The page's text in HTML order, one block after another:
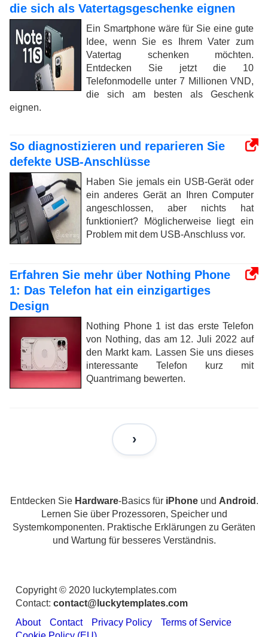
die sich als Vatertagsgeschenke eignen
Ein Smartphone wäre für Sie eine gute
Idee, wenn Sie es Ihrem Vater zum
Vatertag schenken möchten.
Entdecken Sie jetzt die 10
Telefonmodelle unter 7 Millionen VND,
die sich am besten als Geschenk
eignen.
So diagnostizieren und reparieren Sie
defekte USB-Anschlüsse
Haben Sie jemals ein USB-Gerät oder
ein anderes Gerät an Ihren Computer
angeschlossen, aber nichts hat
funktioniert? Möglicherweise liegt ein
Problem mit dem USB-Anschluss vor.
Erfahren Sie mehr über Nothing Phone
1: Das Telefon hat ein einzigartiges
Design
Nothing Phone 1 ist das erste Telefon
von Nothing, das am 12. Juli 2022 auf
den Markt kam. Lassen Sie uns dieses
interessante Telefon kurz mit
Quantrimang bewerten.
Entdecken Sie Hardware-Basics für iPhoneund Android .
Lernen Sie über Prozessoren, Speicher und
Systemkomponenten. Praktische Erklärungen zu Geräten
und Wartung für besseres Verständnis.
Copyright © 2020 luckytemplates.com
Contact: contact@luckytemplates.com
About
Contact Privacy Policy
Terms of Service